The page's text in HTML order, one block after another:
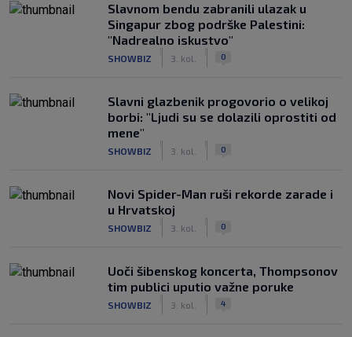
Slavnom bendu zabranili ulazak u
Singapur zbog podrške Palestini:
"Nadrealno iskustvo"
SHOWBIZ 3. kol. 0
Slavni glazbenik progovorio o velikoj
borbi: "Ljudi su se dolazili oprostiti od
mene"
SHOWBIZ 3. kol. 0
Novi Spider-Man ruši rekorde zarade i
u Hrvatskoj
SHOWBIZ 3. kol. 0
Uoči šibenskog koncerta, Thompsonov
tim publici uputio važne poruke
SHOWBIZ 3. kol. 4